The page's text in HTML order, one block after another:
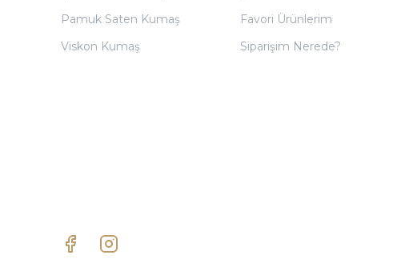
Pamuk Saten Kumaş
Viskon Kumaş
Favori Ürünlerim
Siparişim Nerede?